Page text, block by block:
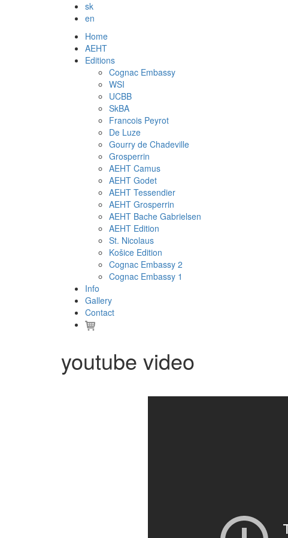
sk
en
Home
AEHT
Editions
Cognac Embassy
WSI
UCBB
SkBA
Francois Peyrot
De Luze
Gourry de Chadeville
Grosperrin
AEHT Camus
AEHT Godet
AEHT Tessendier
AEHT Grosperrin
AEHT Bache Gabrielsen
AEHT Edition
St. Nicolaus
Košice Edition
Cognac Embassy 2
Cognac Embassy 1
Info
Gallery
Contact
youtube video